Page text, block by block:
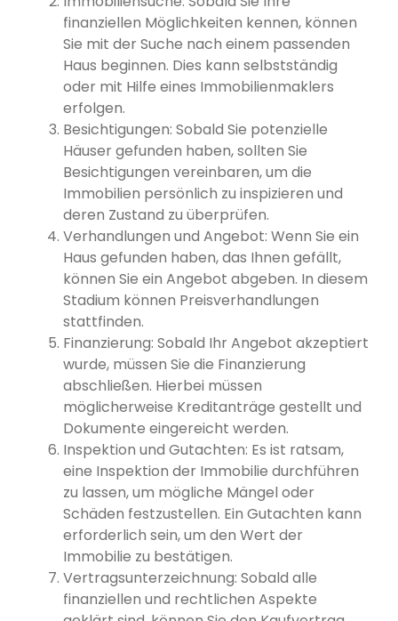
finanziellen Möglichkeiten kennen, können
Sie mit der Suche nach einem passenden
Haus beginnen. Dies kann selbstständig
oder mit Hilfe eines Immobilienmaklers
erfolgen.
Besichtigungen: Sobald Sie potenzielle
Häuser gefunden haben, sollten Sie
Besichtigungen vereinbaren, um die
Immobilien persönlich zu inspizieren und
deren Zustand zu überprüfen.
Verhandlungen und Angebot: Wenn Sie ein
Haus gefunden haben, das Ihnen gefällt,
können Sie ein Angebot abgeben. In diesem
Stadium können Preisverhandlungen
stattfinden.
Finanzierung: Sobald Ihr Angebot akzeptiert
wurde, müssen Sie die Finanzierung
abschließen. Hierbei müssen
möglicherweise Kreditanträge gestellt und
Dokumente eingereicht werden.
Inspektion und Gutachten: Es ist ratsam,
eine Inspektion der Immobilie durchführen
zu lassen, um mögliche Mängel oder
Schäden festzustellen. Ein Gutachten kann
erforderlich sein, um den Wert der
Immobilie zu bestätigen.
Vertragsunterzeichnung: Sobald alle
finanziellen und rechtlichen Aspekte